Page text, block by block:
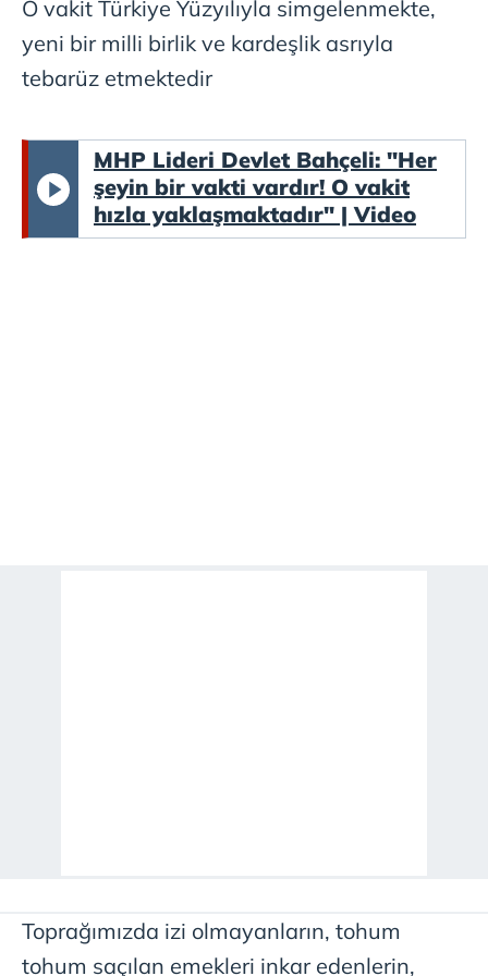
Çerezlere ilişkin tercihlerinizi aşağıda yer alan panel
için Ayarlar butonuna tıklayabilir,
6698 sayılı Kişisel Verilerin Korunması Kanunu uyarınca
hazırlanmış Aydınlatma Metnimizi okumak ve sitemizde
ilgili mevzuata uygun olarak kullanılan çerezlerle ilgili bilgi
O vakit Türkiye Yüzyılıyla simgelenmekte,
yeni bir milli birlik ve kardeşlik asrıyla
tebarüz etmektedir
MHP Lideri Devlet Bahçeli: "Her
şeyin bir vakti vardır! O vakit
hızla yaklaşmaktadır" | Video
Toprağımızda izi olmayanların, tohum
tohum saçılan emekleri inkar edenlerin,